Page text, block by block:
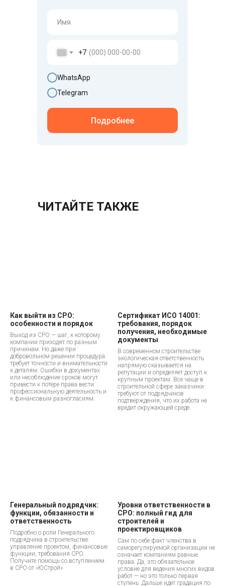
+7
WhatsApp
Telegram
Подробнее
ЧИТАЙТЕ ТАКЖЕ
Как выйти из СРО:
особенности и порядок
Выход из СРО — шаг, к которому
компании приходят по разным
причинам. Но даже при
добровольном решении процедура
требует точности и внимательности
к деталям. Ошибки в документах
или несоблюдение сроков могут
привести к потере права вести
профессиональную деятельность и
к финансовым разногласиям.
Сертификат ИСО 14001:
требования, порядок
получения, необходимые
документы
В современном строительстве
экологическая ответственность
напрямую сказывается на
репутации и определяет доступ к
крупным проектам. Все чаще в
строительной сфере заказчики
требуют от подрядчиков
подтверждения, что их работа не
вредит окружающей среде.
Генеральный подрядчик:
функции, обязанности и
ответственность
Подробно о роли Генерального
подрядчика в строительстве:
управление проектом, финансовые
функции, требования СРО.
Получите помощь со вступлением
в СРО от «ЮСтрой»
Уровни ответственности в
СРО: полный гид для
строителей и
проектировщиков
Сам по себе факт членства в
саморегулируемой организации не
означает компаниям равные
права. Да, это обязательное
условие для ведения многих видов
работ — но это только первая
ступень. Дальше идет градация по